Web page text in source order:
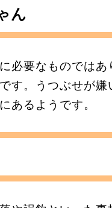
ん
必要なものでは
す。うつぶせが
あるようです。